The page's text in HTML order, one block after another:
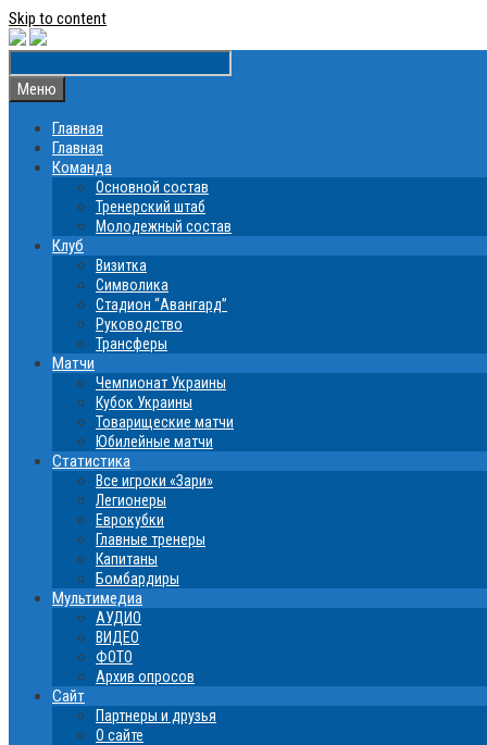
Skip to content
Меню
Главная
Главная
Команда
Основной состав
Тренерский штаб
Молодежный состав
Клуб
Визитка
Символика
Стадион “Авангард”
Руководство
Трансферы
Матчи
Чемпионат Украины
Кубок Украины
Товарищеские матчи
Юбилейные матчи
Статистика
Все игроки «Зари»
Легионеры
Еврокубки
Главные тренеры
Капитаны
Бомбардиры
Мультимедиа
АУДИО
ВИДЕО
ФОТО
Архив опросов
Сайт
Партнеры и друзья
О сайте